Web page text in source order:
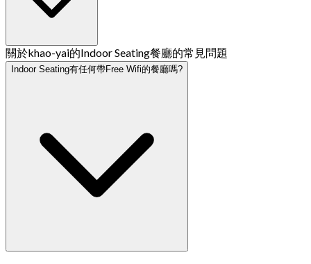
關於khao-yai的Indoor Seating餐廳的常見問題
Indoor Seating有任何帶Free Wifi的餐廳嗎?